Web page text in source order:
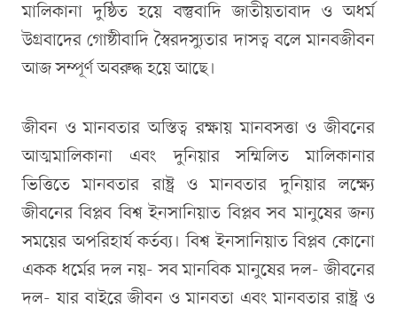
মালিকানা দুষ্ঠিত হয়ে বস্তুবাদি জাতীয়তাবাদ ও অধর্ম
উগ্রবাদের গোষ্ঠীবাদি স্বৈরদস্যুতার দাসত্ব বলে মানবজীবন
আজ সম্পূর্ণ অবরুদ্ধ হয়ে আছে।
জীবন ও মানবতার অস্তিত্ব রক্ষায় মানবসত্তা ও জীবনের
আত্মমালিকানা এবং দুনিয়ার সম্মিলিত মালিকানার
ভিত্তিতে মানবতার রাষ্ট্র ও মানবতার দুনিয়ার লক্ষ্যে
জীবনের বিপ্লব বিশ্ব ইনসানিয়াত বিপ্লব সব মানুষের জন্য
সময়ের অপরিহার্য কর্তব্য। বিশ্ব ইনসানিয়াত বিপ্লব কোনো
একক ধর্মের দল নয়- সব মানবিক মানুষের দল- জীবনের
দল- যার বাইরে জীবন ও মানবতা এবং মানবতার রাষ্ট্র ও